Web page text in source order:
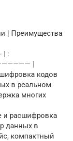
| Преимущества
:
|
кодов
в реальном
многих
и расшифровка
данных в
компактный